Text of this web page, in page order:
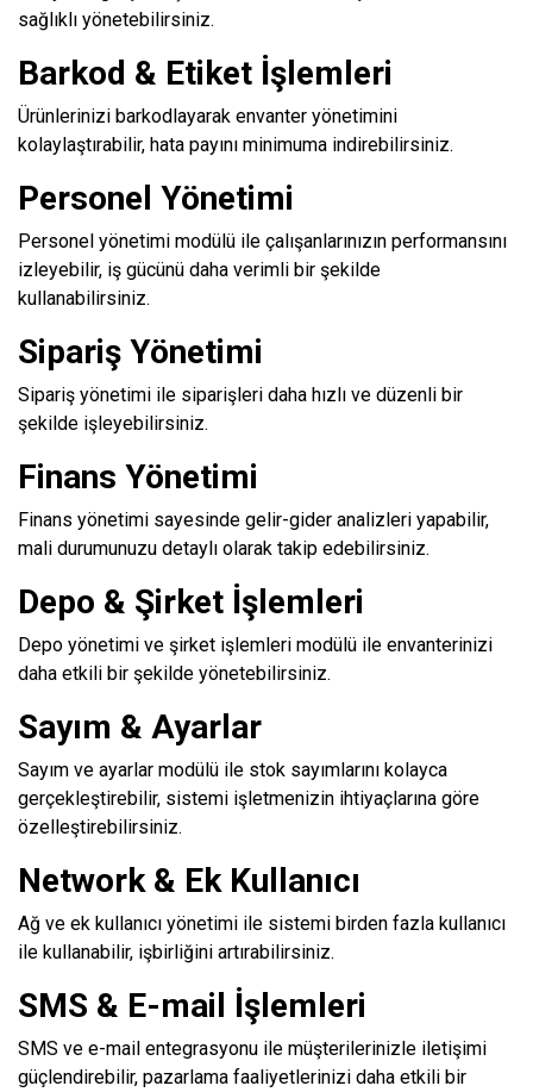
sağlıklı yönetebilirsiniz.
Barkod & Etiket İşlemleri
Ürünlerinizi barkodlayarak envanter yönetimini
kolaylaştırabilir, hata payını minimuma indirebilirsiniz.
Personel Yönetimi
Personel yönetimi modülü ile çalışanlarınızın performansını
izleyebilir, iş gücünü daha verimli bir şekilde
kullanabilirsiniz.
Sipariş Yönetimi
Sipariş yönetimi ile siparişleri daha hızlı ve düzenli bir
şekilde işleyebilirsiniz.
Finans Yönetimi
Finans yönetimi sayesinde gelir-gider analizleri yapabilir,
mali durumunuzu detaylı olarak takip edebilirsiniz.
Depo & Şirket İşlemleri
Depo yönetimi ve şirket işlemleri modülü ile envanterinizi
daha etkili bir şekilde yönetebilirsiniz.
Sayım & Ayarlar
Sayım ve ayarlar modülü ile stok sayımlarını kolayca
gerçekleştirebilir, sistemi işletmenizin ihtiyaçlarına göre
özelleştirebilirsiniz.
Network & Ek Kullanıcı
Ağ ve ek kullanıcı yönetimi ile sistemi birden fazla kullanıcı
ile kullanabilir, işbirliğini artırabilirsiniz.
SMS & E-mail İşlemleri
SMS ve e-mail entegrasyonu ile müşterilerinizle iletişimi
güçlendirebilir, pazarlama faaliyetlerinizi daha etkili bir